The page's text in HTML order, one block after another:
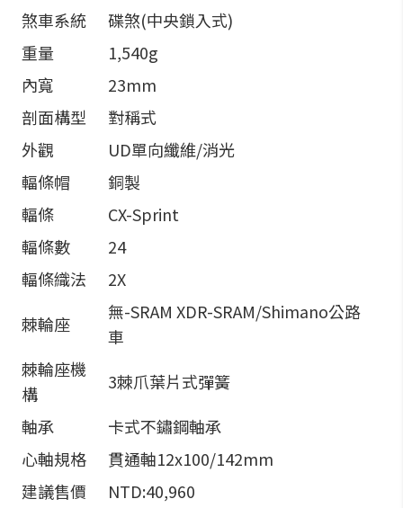
煞車系統
碟煞(中央鎖入式)
重量
1,540g
內寬
23mm
剖面構型
對稱式
外觀
UD單向纖維/消光
輻條帽
銅製
輻條
CX-Sprint
輻條數
24
輻條織法
2X
棘輪座
無-SRAM XDR-SRAM/Shimano公路
車
棘輪座機
構
3棘爪葉片式彈簧
軸承
卡式不鏽鋼軸承
心軸規格
貫通軸12x100/142mm
建議售價
NTD:40,960